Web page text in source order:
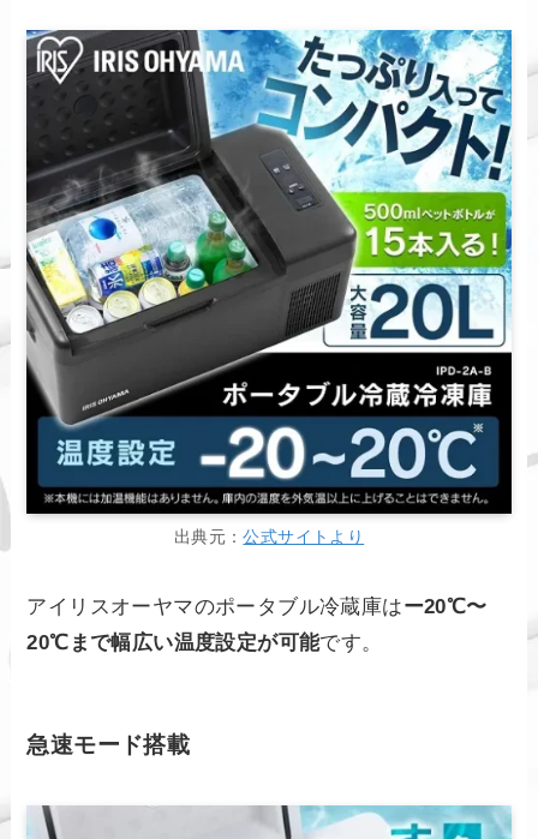
出典元：公式サイトより
アイリスオーヤマのポータブル冷蔵庫はー20℃〜
20℃まで幅広い温度設定が可能です。
急速モード搭載